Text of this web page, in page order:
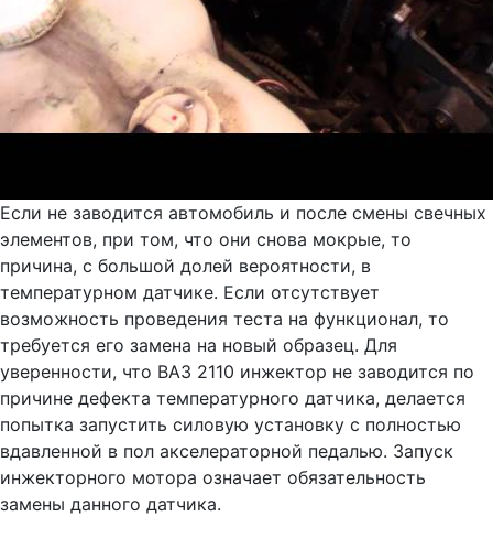
Если не заводится автомобиль и после смены свечных
элементов, при том, что они снова мокрые, то
причина, с большой долей вероятности, в
температурном датчике. Если отсутствует
возможность проведения теста на функционал, то
требуется его замена на новый образец. Для
уверенности, что ВАЗ 2110 инжектор не заводится по
причине дефекта температурного датчика, делается
попытка запустить силовую установку с полностью
вдавленной в пол акселераторной педалью. Запуск
инжекторного мотора означает обязательность
замены данного датчика.